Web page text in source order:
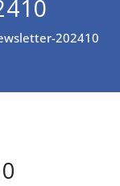
202410